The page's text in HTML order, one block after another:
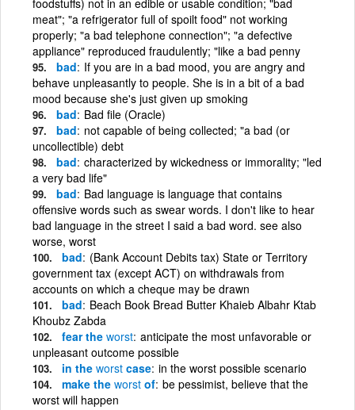
meat"; "a refrigerator full of spoilt food" not working
properly; "a bad telephone connection"; "a defective
appliance" reproduced fraudulently; "like a bad penny
bad If you are in a bad mood, you are angry and
behave unpleasantly to people. She is in a bit of a bad
mood because she's just given up smoking
bad Bad file (Oracle)
bad not capable of being collected; "a bad (or
uncollectible) debt
bad characterized by wickedness or immorality; "led
a very bad life"
bad Bad language is language that contains
offensive words such as swear words. I don't like to hear
bad language in the street I said a bad word. see also
worse, worst
bad (Bank Account Debits tax) State or Territory
government tax (except ACT) on withdrawals from
accounts on which a cheque may be drawn
bad Beach Book Bread Butter Khaieb Albahr Ktab
Khoubz Zabda
fear the worst anticipate the most unfavorable or
unpleasant outcome possible
in the worst case in the worst possible scenario
make the worst of be pessimist, believe that the
worst will happen